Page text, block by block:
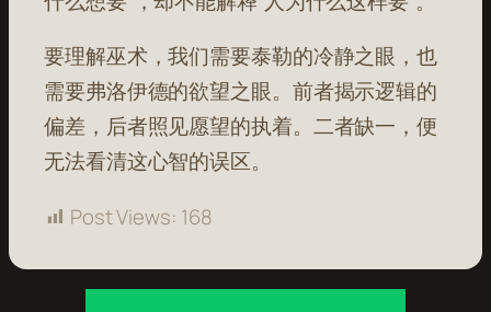
要理解巫术，我们需要泰勒的冷静之眼，也
需要弗洛伊德的欲望之眼。前者揭示逻辑的
偏差，后者照见愿望的执着。二者缺一，便
无法看清这心智的误区。
Post Views: 168